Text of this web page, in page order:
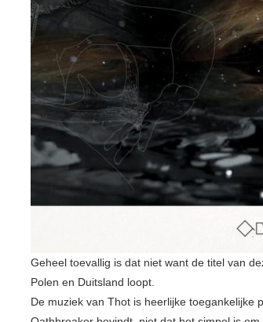
Geheel toevallig is dat niet want de titel van
Polen en Duitsland loopt.
De muziek van Thot is heerlijke toegankelijke